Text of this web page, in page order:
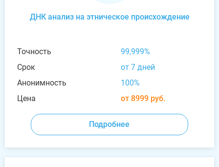
ДНК анализ на этническое происхождение
Точность
99,999%
Срок
от 7 дней
Анонимность
100%
Цена
от 8999 руб.
Подробнее